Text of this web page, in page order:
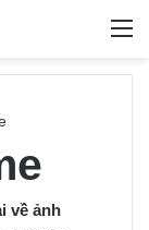
Tìm
về ảnh